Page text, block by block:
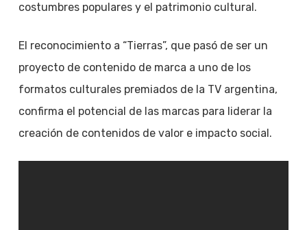
costumbres populares y el patrimonio cultural.
El reconocimiento a “Tierras”, que pasó de ser un
proyecto de contenido de marca a uno de los
formatos culturales premiados de la TV argentina,
confirma el potencial de las marcas para liderar la
creación de contenidos de valor e impacto social.